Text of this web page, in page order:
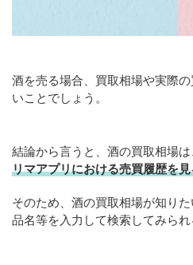
酒を売る場合、買取相場や実際
いことでしょう。
結論から言うと、酒の買取相場は
リマアプリにおける売買履歴を
そのため、酒の買取相場が知り
品名等を入力して検索してみられ